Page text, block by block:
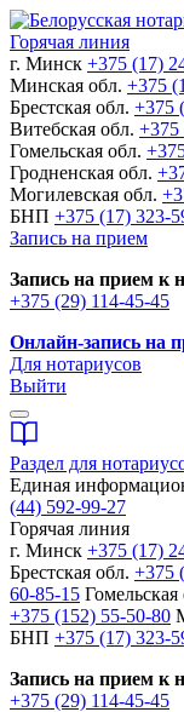
Горячая линия
г. Минск +375 (17)
Минская обл. +375
Брестская обл. +375
Витебская обл. +375
Гомельская обл.
Гродненская обл.
Могилевская обл.
БНП +375 (17) 323-
Запись на прием
Запись на прием к
+375 (29) 114-45-45
Онлайн-запись на
Для нотариусов
Выйти
Раздел для
Единая
(44) 592-99-27
Горячая линия
г. Минск +375 (17)
Брестская обл. +375
60-85-15 Гомельская
+375 (152) 55-50-80
БНП +375 (17) 323-
Запись на прием к
+375 (29) 114-45-45